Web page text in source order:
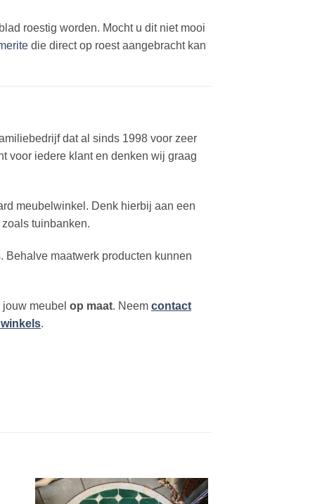
roestig worden. Mocht u dit niet mooi
die direct op roest aangebracht kan
dat al sinds 1998 voor zeer
voor iedere klant en denken wij graag
meubelwinkel. Denk hierbij aan een
tuinbanken.
Behalve maatwerk producten kunnen
meubel op maat. Neem contact
.